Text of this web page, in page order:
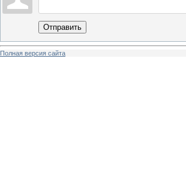
Отправить
Полная версия сайта